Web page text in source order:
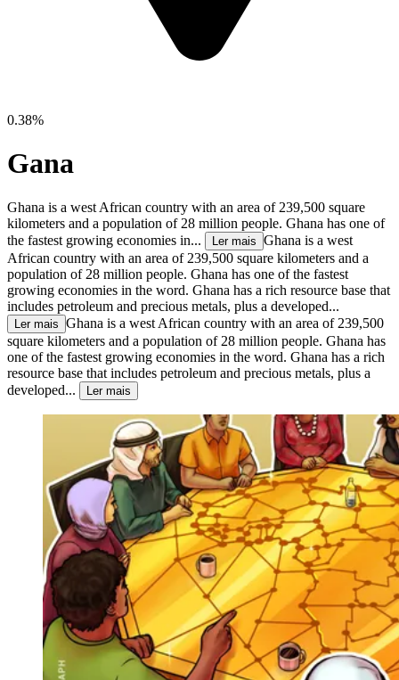
0.38%
Gana
Ghana is a west African country with an area of 239,500 square
kilometers and a population of 28 million people. Ghana has one of
the fastest growing economies in...
Ler mais Ghana is a west
African country with an area of 239,500 square kilometers and a
population of 28 million people. Ghana has one of the fastest
growing economies in the word. Ghana has a rich resource base that
includes petroleum and precious metals, plus a developed...
Ler mais Ghana is a west African country with an area of 239,500
square kilometers and a population of 28 million people. Ghana has
one of the fastest growing economies in the word. Ghana has a rich
resource base that includes petroleum and precious metals, plus a
developed...
Ler mais